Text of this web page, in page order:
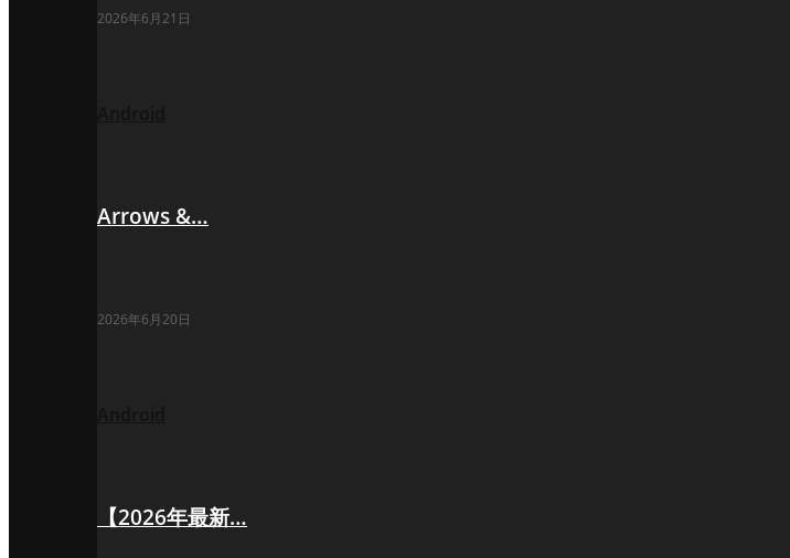
2026年6月21日
Arrows &…
2026年6月20日
【2026年最新…